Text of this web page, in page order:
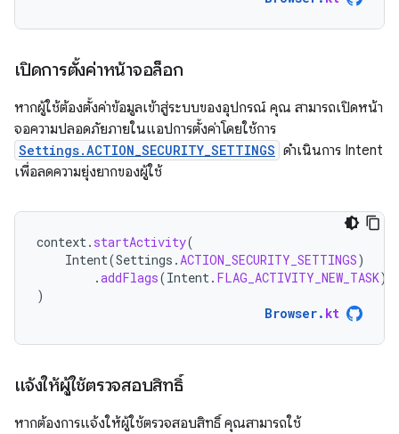
เปิดการตั้งค่าหน้าจอล็อก
หากผู้ใช้ต้องตั้งค่าข้อมูลเข้าสู่ระบบของอุปกรณ์ คุณ สามารถเปิดหน้า
จอความปลอดภัยภายในแอปการตั้งค่าโดยใช้การ
Settings.ACTION_SECURITY_SETTINGS ดำเนินการ Intent
เพื่อลดความยุ่งยากของผู้ใช้
context. startActivity(
Intent(Settings .ACTION_SECURITY_SETTINGS)
.addFlags(Intent. FLAG_ACTIVITY_NEW_TASK)
)
Browser. kt
แจ้งให้ผู้ใช้ตรวจสอบสิทธิ์
หากต้องการแจ้งให้ผู้ใช้ตรวจสอบสิทธิ์ คุณสามารถใช้